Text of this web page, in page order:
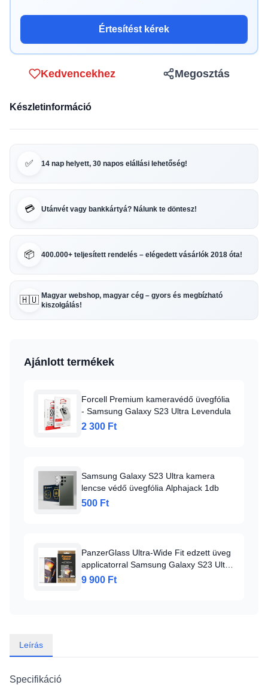
Értesítést kérek
Kedvencekhez Megosztás
Készletinformáció
✅ 14 nap helyett, 30 napos elállási lehetőség!
💳 Utánvét vagy bankkártyá? Nálunk te döntesz!
📦 400.000+ teljesített rendelés – elégedett vásárlók 2018 óta!
🇭🇺 Magyar webshop, magyar cég – gyors és megbízható
kiszolgálás!
Ajánlott termékek
Forcell Premium kameravédő üvegfólia
- Samsung Galaxy S23 Ultra Levendula
2 300 Ft
Samsung Galaxy S23 Ultra kamera
lencse védő üvegfólia Alphajack 1db
500 Ft
PanzerGlass Ultra-Wide Fit edzett üveg
applicatorral Samsung Galaxy S23 Ultra
üvegfólia
9 900 Ft
Leírás
Specifikáció